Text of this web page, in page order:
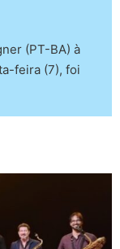
(PT-BA) à
feira (7), foi